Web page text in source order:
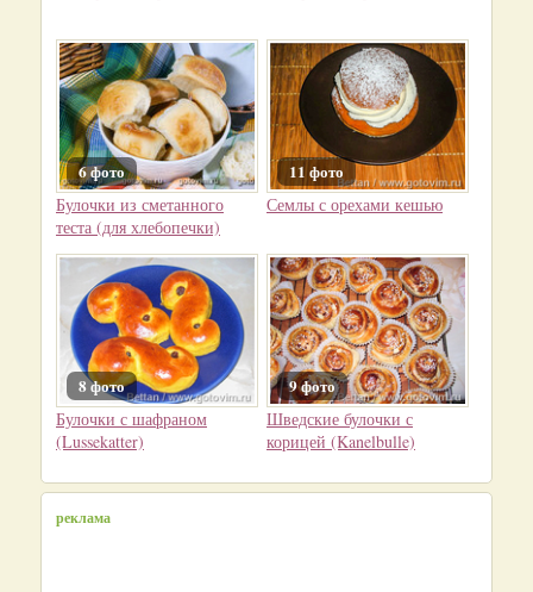
6 фото
Булочки из сметанного
теста (для хлебопечки)
11 фото
Семлы с орехами кешью
8 фото
Булочки с шафраном
(Lussekatter)
9 фото
Шведские булочки с
корицей (Kanelbulle)
реклама